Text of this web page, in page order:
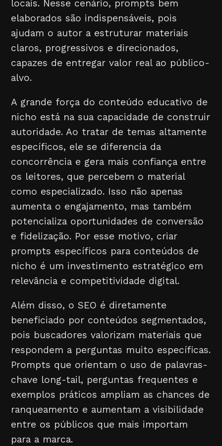
locais. Nesse cenário, prompts bem
elaborados são indispensáveis, pois
ajudam o autor a estruturar materiais
claros, progressivos e direcionados,
capazes de entregar valor real ao público-
alvo.
A grande força do conteúdo educativo de
nicho está na sua capacidade de construir
autoridade. Ao tratar de temas altamente
específicos, ele se diferencia da
concorrência e gera mais confiança entre
os leitores, que percebem o material
como especializado. Isso não apenas
aumenta o engajamento, mas também
potencializa oportunidades de conversão
e fidelização. Por esse motivo, criar
prompts específicos para conteúdos de
nicho é um investimento estratégico em
relevância e competitividade digital.
Além disso, o SEO é diretamente
beneficiado por conteúdos segmentados,
pois buscadores valorizam materiais que
respondem a perguntas muito específicas.
Prompts que orientam o uso de palavras-
chave long-tail, perguntas frequentes e
exemplos práticos ampliam as chances de
ranqueamento e aumentam a visibilidade
entre os públicos que mais importam
para a marca.